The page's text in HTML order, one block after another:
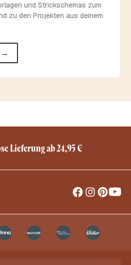
und Strickschemas zum
zu den Projekten aus deinem
→
innerhalb Deutschland*